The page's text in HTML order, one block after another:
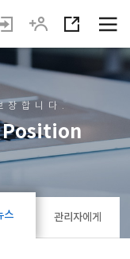
장합니다.
스 관리자에게